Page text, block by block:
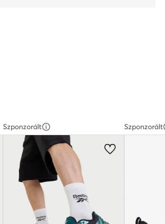
Szponzorált Szponzorált